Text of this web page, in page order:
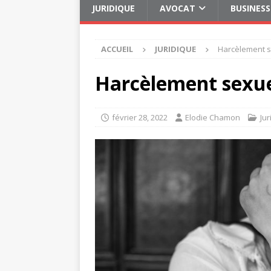
JURIDIQUE AVOCAT BUSINESS
ACCUEIL JURIDIQUE Harcèlement
Harcèlement
février 28, 2022 Elodie Chamon